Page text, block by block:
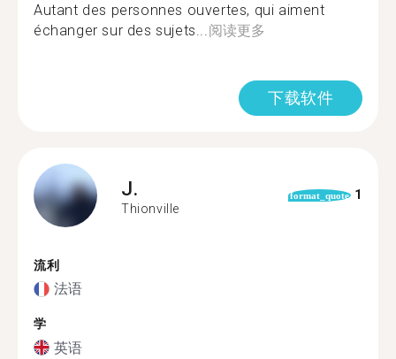
Autant des personnes ouvertes, qui aiment
échanger sur des sujets... 阅读更多
下载软件
J.
Thionville
format_quote 1
流利
法语
学
英语